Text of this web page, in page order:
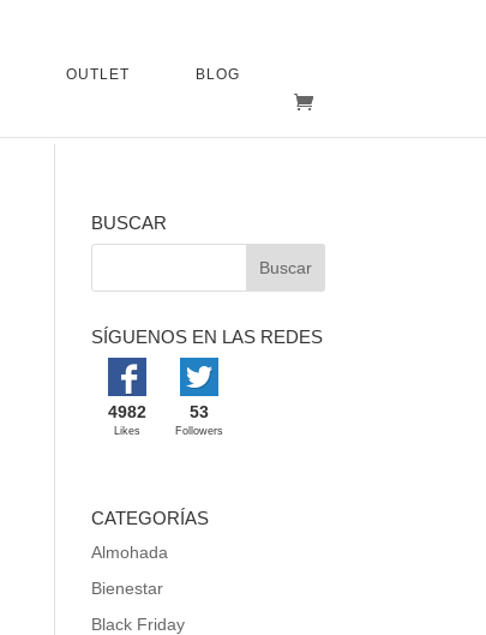
OUTLET BLOG
BUSCAR
SÍGUENOS EN LAS REDES
4982
Likes
53
Followers
CATEGORÍAS
Almohada
Bienestar
Black Friday